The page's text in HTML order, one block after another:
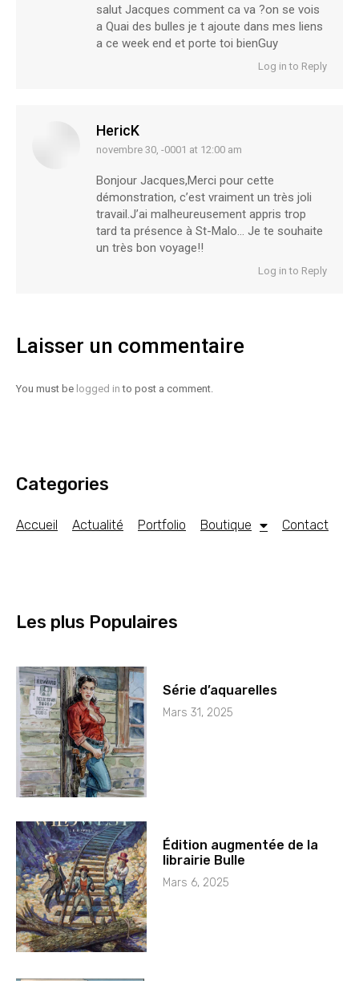
salut Jacques comment ca va ?on se vois
a Quai des bulles je t ajoute dans mes liens
a ce week end et porte toi bienGuy
Log in to Reply
HericK
says:
novembre 30, -0001 at 12:00 am
Bonjour Jacques,Merci pour cette
démonstration, c’est vraiment un très joli
travail.J’ai malheureusement appris trop
tard ta présence à St-Malo… Je te souhaite
un très bon voyage!!
Log in to Reply
Laisser un commentaire
You must be logged in to post a comment.
Categories
Accueil Actualité Portfolio Boutique Contact
Les plus Populaires
Série d’aquarelles
Mars 31, 2025
Édition augmentée de la
librairie Bulle
Mars 6, 2025